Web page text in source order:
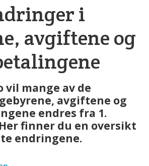
i
avgiftene og
vil mange av de
avgiftene og
endres fra 1.
finner du en oversikt
endringene.